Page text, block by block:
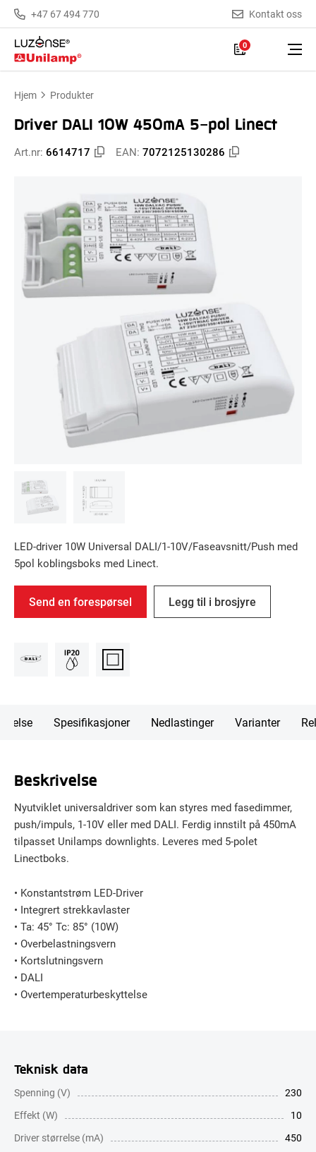
+47 67 494 770 Kontakt oss
0
Hjem Produkter
Driver DALI 10W 450mA 5-pol Linect
Art.nr: 6614717 EAN: 7072125130286
LED-driver 10W Universal DALI/1-10V/Faseavsnitt/Push med
5pol koblingsboks med Linect.
Send en forespørsel Legg til i brosjyre
Spesifikasjoner Nedlastinger Varianter
Beskrivelse
Nyutviklet universaldriver som kan styres med fasedimmer,
push/impuls, 1-10V eller med DALI. Ferdig innstilt på 450mA
tilpasset Unilamps downlights. Leveres med 5-polet
Linectboks.
• Konstantstrøm LED-Driver
• Integrert strekkavlaster
• Ta: 45° Tc: 85° (10W)
• Overbelastningsvern
• Kortslutningsvern
• DALI
• Overtemperaturbeskyttelse
Teknisk data
Spenning (V)
230
Effekt (W)
10
Driver størrelse (mA)
450